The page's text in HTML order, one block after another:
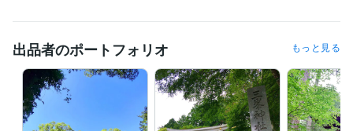
占い 思念伝達 回生術
出品者のポートフォリオ もっと見る